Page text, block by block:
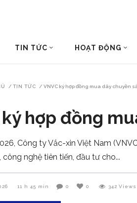
TIN TỨC HOẠT ĐỘNG
/ TIN TỨC / VNVC ký hợp đồng mua dây chuyền
ký hợp đồng
Công ty Vắc-xin Việt Nam
công nghệ tiên tiến, đầu tư cho
11 h 45 min 0 0 342 Views